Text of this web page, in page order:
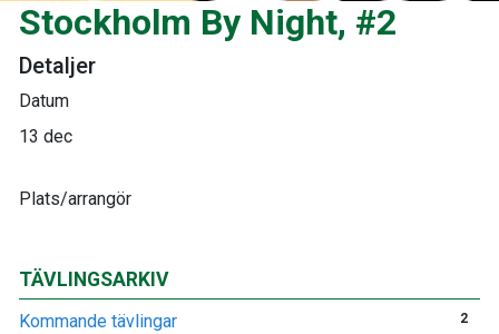
TÄVLINGSARKIV
Kommande tävlingar 2
Stockholm By Night, #2
Detaljer
Datum
13 dec
Plats/arrangör